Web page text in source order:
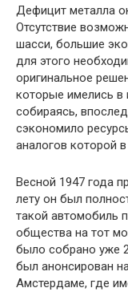
Дефицит металла
Отсутствие
шасси, большие
для этого
оригинальное
которые имелись в
собираясь,
сэкономило
аналогов которой
Весной 1947 года
лету он был
такой автомобиль
общества на тот
было собрано уже
был анонсирован
Амстердаме, где